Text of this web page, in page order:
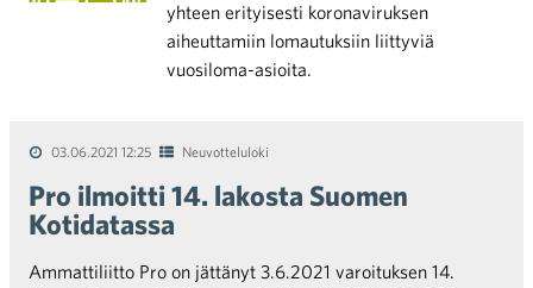
yhteen erityisesti koronaviruksen
aiheuttamiin lomautuksiin liittyviä
vuosiloma-asioita.
03.06.2021 12:25 Neuvotteluloki
Pro ilmoitti 14. lakosta Suomen
Kotidatassa
Ammattiliitto Pro on jättänyt 3.6.2021 varoituksen 14.